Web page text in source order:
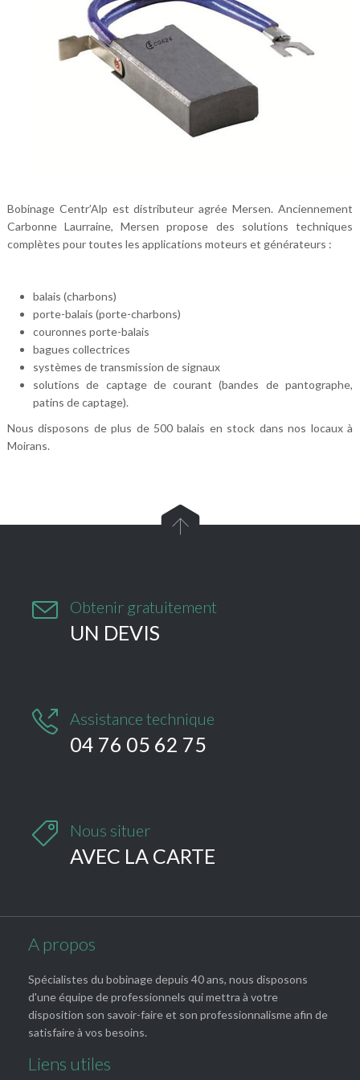
Bobinage Centr’Alp est distributeur agrée Mersen. Anciennement
Carbonne Laurraine, Mersen propose des solutions techniques
complètes pour toutes les applications moteurs et générateurs :
balais (charbons)
porte-balais (porte-charbons)
couronnes porte-balais
bagues collectrices
systèmes de transmission de signaux
solutions de captage de courant (bandes de pantographe,
patins de captage).
Nous disposons de plus de 500 balais en stock dans nos locaux à
Moirans.

 Obtenir gratuitement
UN DEVIS
 Assistance technique
04 76 05 62 75
 Nous situer
AVEC LA CARTE
A propos
Spécialistes du bobinage depuis 40 ans, nous disposons
d'une équipe de professionnels qui mettra à votre
disposition son savoir-faire et son professionnalisme afin de
satisfaire à vos besoins.
Liens utiles